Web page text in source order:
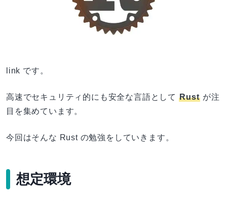
link です。
高速でセキュリティ的にも安全な言語として Rust が注
目を集めています。
今回はそんな Rust の勉強をしていきます。
想定環境